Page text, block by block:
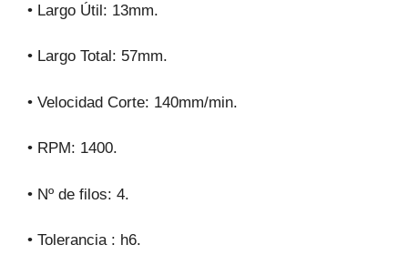
• Largo Útil: 13mm.
• Largo Total: 57mm.
• Velocidad Corte: 140mm/min.
• RPM: 1400.
• Nº de filos: 4.
• Tolerancia : h6.